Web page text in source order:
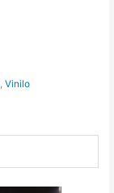
,Vinilo